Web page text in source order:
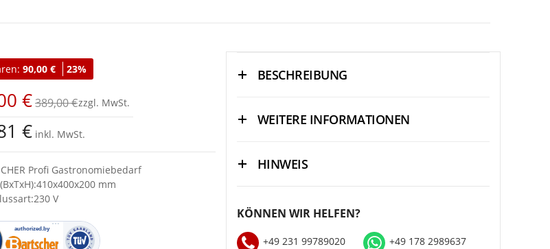
90,00 € 23%
€389,00 €
€ inkl. MwSt.
Profi Gastronomiebedarf
mm
V
BESCHREIBUNG
WEITERE INFORMATIONEN
HINWEIS
KÖNNEN WIR HELFEN?
+49 231 99789020 +49 178 2989637